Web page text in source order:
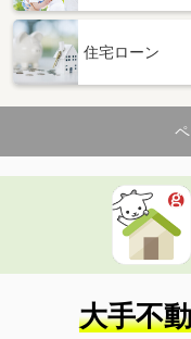
住宅ローン
大手不